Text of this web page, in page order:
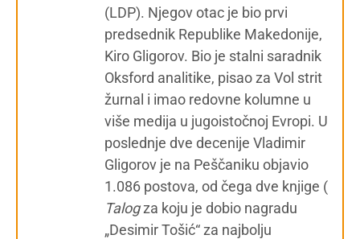
(LDP). Njegov otac je bio prvi
predsednik Republike Makedonije,
Kiro Gligorov. Bio je stalni saradnik
Oksford analitike, pisao za Vol strit
žurnal i imao redovne kolumne u
više medija u jugoistočnoj Evropi. U
poslednje dve decenije Vladimir
Gligorov je na Peščaniku objavio
1.086 postova, od čega dve knjige (
Talogza koju je dobio nagradu
„Desimir Tošić“ za najbolju